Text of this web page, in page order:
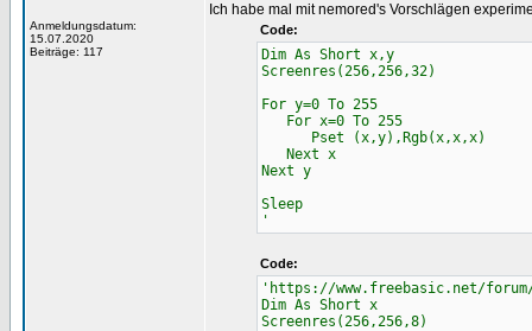
Anmeldungsdatum:
15.07.2020
Beiträge: 117
Ich habe mal mit nemored's Vorschlägen
Code:
Dim As Short x,y
Screenres(256,256,32)
For y=0 To 255
For x=0 To 255
Pset (x,y),Rgb(x,x,x)
Next x
Next y
Sleep
'
Code:
'https://www.freebasic.net/forum/
Dim As Short x
Screenres(256,256,8)